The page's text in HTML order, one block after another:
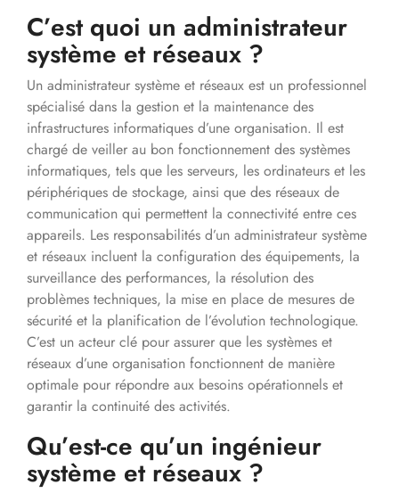
C’est quoi un administrateur
système et réseaux ?
Un administrateur système et réseaux est un professionnel
spécialisé dans la gestion et la maintenance des
infrastructures informatiques d’une organisation. Il est
chargé de veiller au bon fonctionnement des systèmes
informatiques, tels que les serveurs, les ordinateurs et les
périphériques de stockage, ainsi que des réseaux de
communication qui permettent la connectivité entre ces
appareils. Les responsabilités d’un administrateur système
et réseaux incluent la configuration des équipements, la
surveillance des performances, la résolution des
problèmes techniques, la mise en place de mesures de
sécurité et la planification de l’évolution technologique.
C’est un acteur clé pour assurer que les systèmes et
réseaux d’une organisation fonctionnent de manière
optimale pour répondre aux besoins opérationnels et
garantir la continuité des activités.
Qu’est-ce qu’un ingénieur
système et réseaux ?